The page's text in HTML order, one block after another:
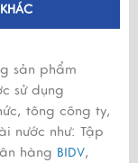
sản phẩm
sử dụng
tông công ty,
nước như: Tập
hàng BIDV,